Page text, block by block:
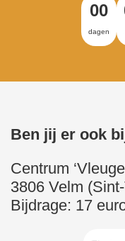
00
dagen
Ben jij er ook bi
Centrum
3806 Velm
Bijdrage: 17